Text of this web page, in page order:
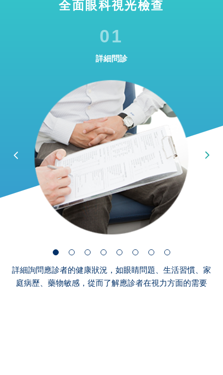
全面眼科視光檢查
01
詳細問診
詳細詢問應診者的健康狀況，如眼睛問題、生活習慣、家
庭病歷、藥物敏感，從而了解應診者在視力方面的需要